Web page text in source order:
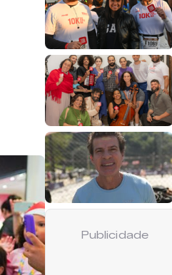
Publicidade